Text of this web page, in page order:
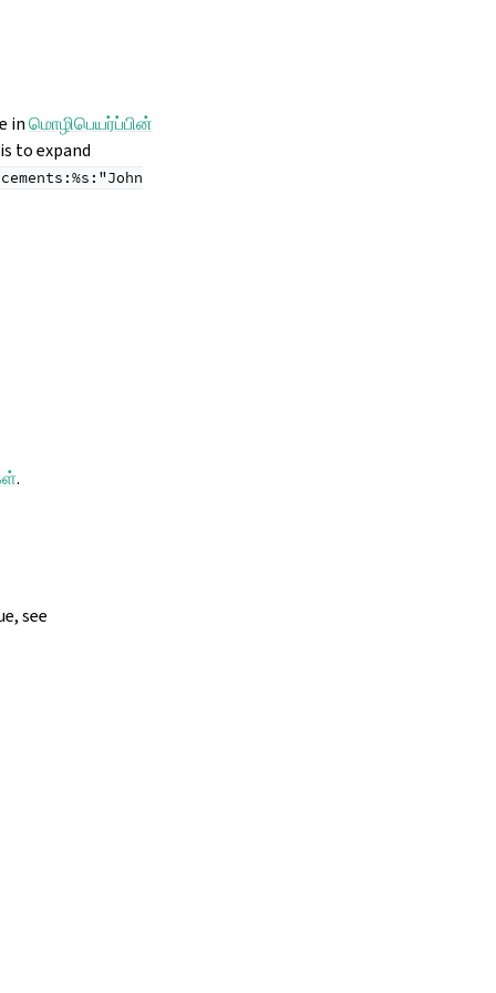
inமொழிபெயர்ப்பின்
to expand
.
see